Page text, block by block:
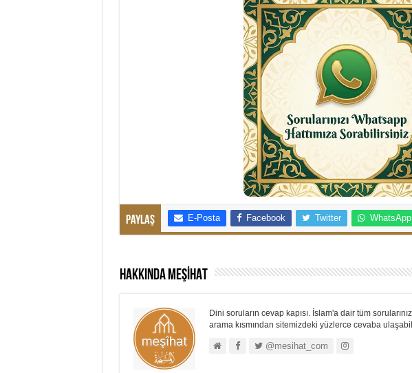
Paylaş E-Posta Facebook Twitter WhatsApp
Hakkında MEŞİHAT
Dini soruların cevap kapısı. İslam'a dair tüm
arama kısmından sitemizdeki yüzlerce cevaba
@mesihat_com